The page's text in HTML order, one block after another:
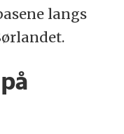
langs